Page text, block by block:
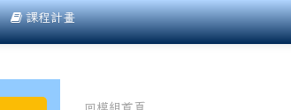
課程計畫
回模組首頁